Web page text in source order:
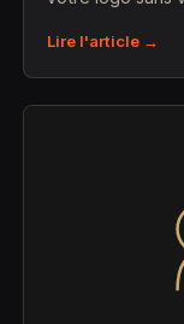
Lire l'article →